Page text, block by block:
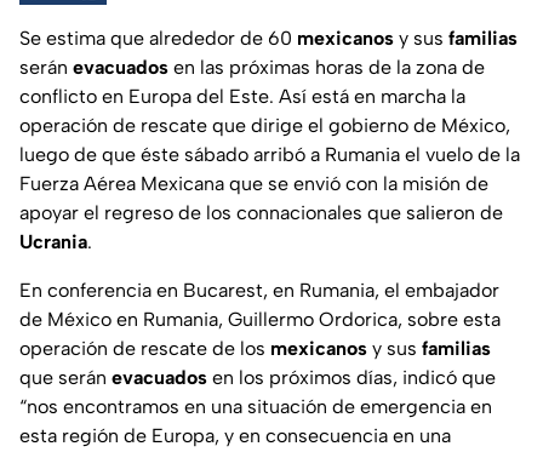
Se estima que alrededor de 60 mexicanos y sus familias
serán evacuados en las próximas horas de la zona de
conflicto en Europa del Este. Así está en marcha la
operación de rescate que dirige el gobierno de México,
luego de que éste sábado arribó a Rumania el vuelo de la
Fuerza Aérea Mexicana que se envió con la misión de
apoyar el regreso de los connacionales que salieron de
Ucrania.
En conferencia en Bucarest, en Rumania, el embajador
de México en Rumania, Guillermo Ordorica, sobre esta
operación de rescate de los mexicanos y sus familias
que serán evacuados en los próximos días, indicó que
“nos encontramos en una situación de emergencia en
esta región de Europa, y en consecuencia en una